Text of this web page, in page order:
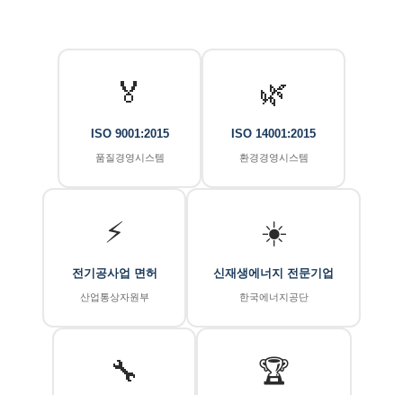
🏅
ISO 9001:2015
품질경영시스템
🌿
ISO 14001:2015
환경경영시스템
⚡
전기공사업 면허
산업통상자원부
☀️
신재생에너지 전문기업
한국에너지공단
🔧 🏆